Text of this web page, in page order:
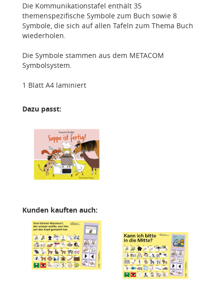
Die Kommunikationstafel enthält 35
themenspezifische Symbole zum Buch sowie 8
Symbole, die sich auf allen Tafeln zum Thema Buch
wiederholen.
Die Symbole stammen aus dem METACOM
Symbolsystem.
1 Blatt A4 laminiert
Dazu passt:
Kunden kauften auch: